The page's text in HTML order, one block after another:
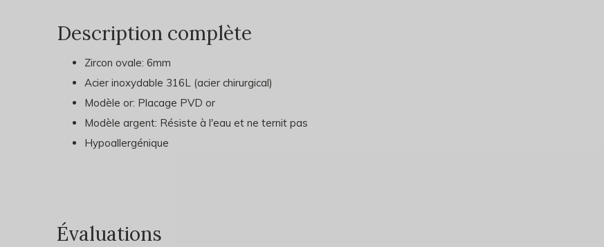
Description complète
Zircon ovale: 6mm
Acier inoxydable 316L (acier chirurgical)
Modèle or: Placage PVD or
Modèle argent: Résiste à l'eau et ne ternit pas
Hypoallergénique
Évaluations